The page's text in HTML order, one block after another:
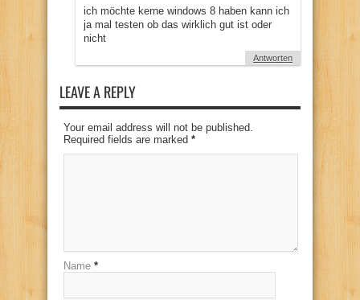
ich möchte kerne windows 8 haben kann ich
ja mal testen ob das wirklich gut ist oder
nicht
Antworten
LEAVE A REPLY
Your email address will not be published.
Required fields are marked *
Name *